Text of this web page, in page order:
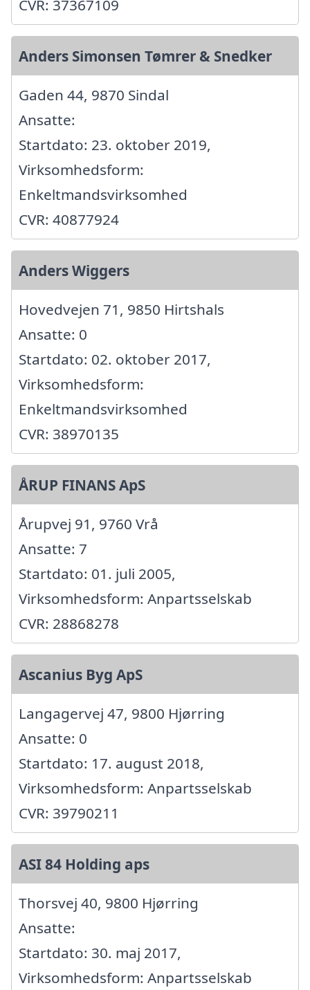
CVR: 37367109
Anders Simonsen Tømrer & Snedker
Gaden 44, 9870 Sindal
Ansatte:
Startdato: 23. oktober 2019,
Virksomhedsform:
Enkeltmandsvirksomhed
CVR: 40877924
Anders Wiggers
Hovedvejen 71, 9850 Hirtshals
Ansatte: 0
Startdato: 02. oktober 2017,
Virksomhedsform:
Enkeltmandsvirksomhed
CVR: 38970135
ÅRUP FINANS ApS
Årupvej 91, 9760 Vrå
Ansatte: 7
Startdato: 01. juli 2005,
Virksomhedsform: Anpartsselskab
CVR: 28868278
Ascanius Byg ApS
Langagervej 47, 9800 Hjørring
Ansatte: 0
Startdato: 17. august 2018,
Virksomhedsform: Anpartsselskab
CVR: 39790211
ASI 84 Holding aps
Thorsvej 40, 9800 Hjørring
Ansatte:
Startdato: 30. maj 2017,
Virksomhedsform: Anpartsselskab